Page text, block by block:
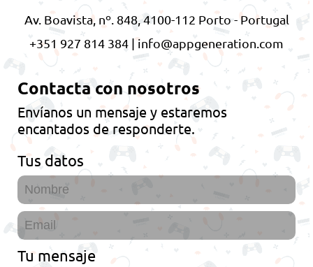
Av. Boavista, nº. 848, 4100-112 Porto - Portugal
+351 927 814 384 | info@appgeneration.com
Contacta con nosotros
Envíanos un mensaje y estaremos
encantados de responderte.
Tus datos
Tu mensaje